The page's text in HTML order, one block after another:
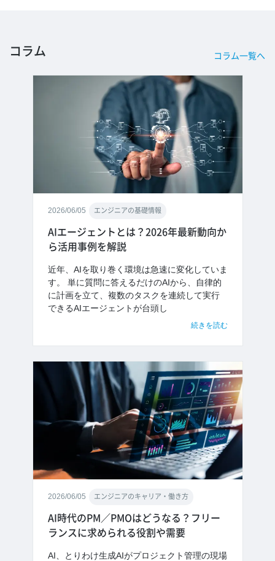
コラム コラム一覧へ
2026/06/05 エンジニアの基礎情報
AIエージェントとは？2026年最新動向か
ら活用事例を解説
近年、AIを取り巻く環境は急速に変化していま
す。 単に質問に答えるだけのAIから、自律的
に計画を立て、複数のタスクを連続して実行
できるAIエージェントが台頭し
続きを読む
2026/06/05 エンジニアのキャリア・働き方
AI時代のPM／PMOはどうなる？フリー
ランスに求められる役割や需要
AI、とりわけ生成AIがプロジェクト管理の現場